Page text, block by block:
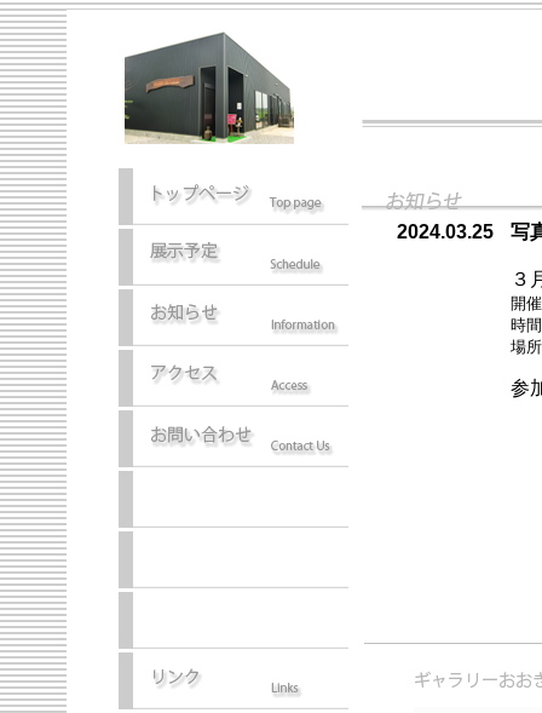
2024.03.25 写
３
開
時
場
参